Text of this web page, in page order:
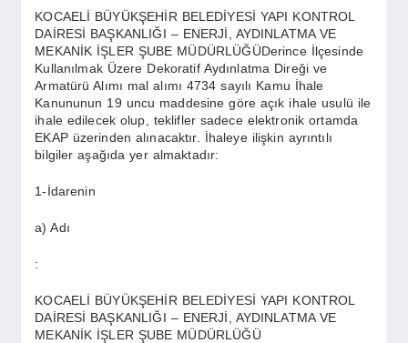
DÜNYA
SAĞLIK
YAŞAM
KOCAELİ BÜYÜKŞEHİR BELEDİYESİ YAPI KONTROL
DAİRESİ BAŞKANLIĞI – ENERJİ, AYDINLATMA VE
MEKANİK İŞLER ŞUBE MÜDÜRLÜĞÜDerince İlçesinde
Kullanılmak Üzere Dekoratif Aydınlatma Direği ve
Armatürü Alımı mal alımı 4734 sayılı Kamu İhale
Kanununun 19 uncu maddesine göre açık ihale usulü ile
ihale edilecek olup, teklifler sadece elektronik ortamda
EKAP üzerinden alınacaktır. İhaleye ilişkin ayrıntılı
bilgiler aşağıda yer almaktadır:
1-İdarenin
a) Adı
:
KOCAELİ BÜYÜKŞEHİR BELEDİYESİ YAPI KONTROL
DAİRESİ BAŞKANLIĞI – ENERJİ, AYDINLATMA VE
MEKANİK İŞLER ŞUBE MÜDÜRLÜĞÜ